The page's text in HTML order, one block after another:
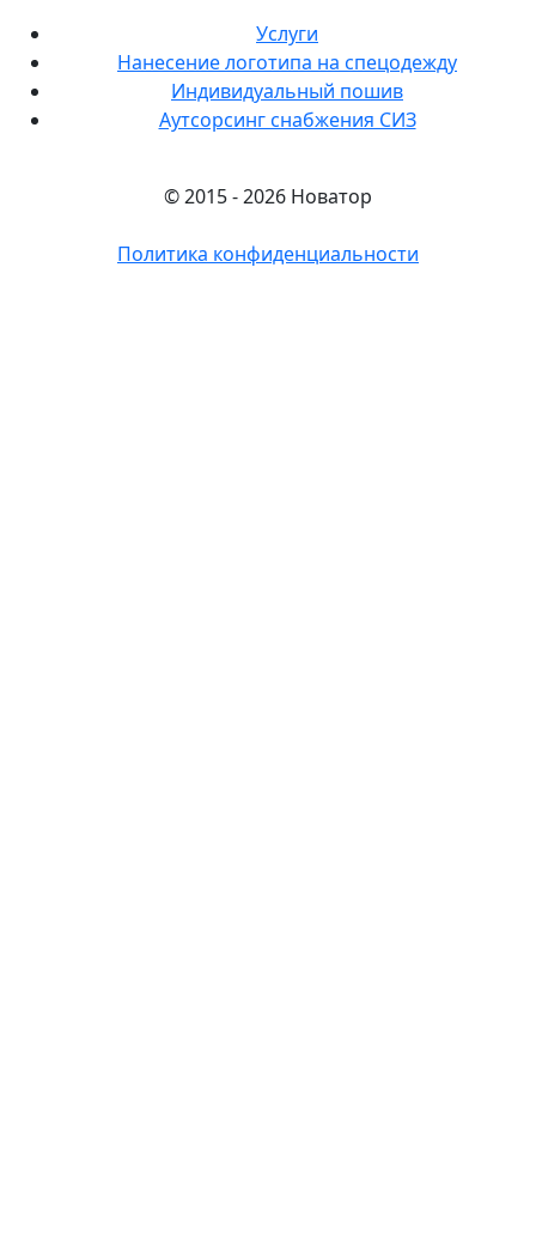
Услуги
Нанесение логотипа на спецодежду
Индивидуальный пошив
Аутсорсинг снабжения СИЗ
© 2015 - 2026 Новатор
Политика конфиденциальности